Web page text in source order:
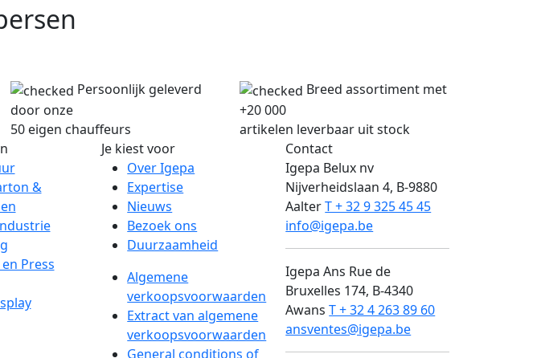
Persoonlijk geleverd
door onze
50 eigen chauffeurs
Breed assortiment met
+20 000
artikelen leverbaar uit stock
&
Press
Je kiest voor
Over Igepa
Expertise
Nieuws
Bezoek ons
Duurzaamheid
Algemene
verkoopsvoorwaarden
Extract van algemene
verkoopsvoorwaarden
General conditions of
Contact
Igepa Belux nv
Nijverheidslaan 4, B-9880
AalterT + 32 9 325 45 45
info@igepa.be
Igepa Ans Rue de
Bruxelles 174, B-4340
Awans T + 32 4 263 89 60
ansventes@igepa.be